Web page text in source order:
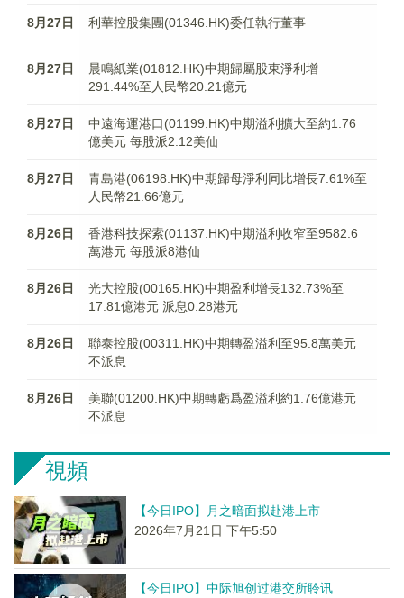
8月27日 利華控股集團(01346.HK)委任執行董事
8月27日
晨鳴紙業(01812.HK)中期歸屬股東淨利增
291.44%至人民幣20.21億元
8月27日
中遠海運港口(01199.HK)中期溢利擴大至約1.76
億美元 每股派2.12美仙
8月27日
青島港(06198.HK)中期歸母淨利同比增長7.61%至
人民幣21.66億元
8月26日
香港科技探索(01137.HK)中期溢利收窄至9582.6
萬港元 每股派8港仙
8月26日
光大控股(00165.HK)中期盈利增長132.73%至
17.81億港元 派息0.28港元
8月26日
聯泰控股(00311.HK)中期轉盈溢利至95.8萬美元
不派息
8月26日
美聯(01200.HK)中期轉虧爲盈溢利約1.76億港元
不派息
視頻
【今日IPO】月之暗面拟赴港上市
2026年7月21日 下午5:50
【今日IPO】中际旭创过港交所聆讯